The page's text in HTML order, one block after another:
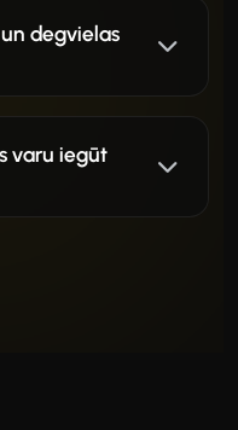
degvielas
varu iegūt